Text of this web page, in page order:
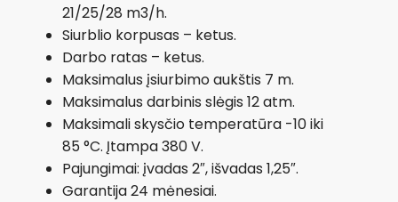
21/25/28 m3/h.
Siurblio korpusas – ketus.
Darbo ratas – ketus.
Maksimalus įsiurbimo aukštis 7 m.
Maksimalus darbinis slėgis 12 atm.
Maksimali skysčio temperatūra -10 iki
85 °C. Įtampa 380 V.
Pajungimai: įvadas 2″, išvadas 1,25″.
Garantija 24 mėnesiai.